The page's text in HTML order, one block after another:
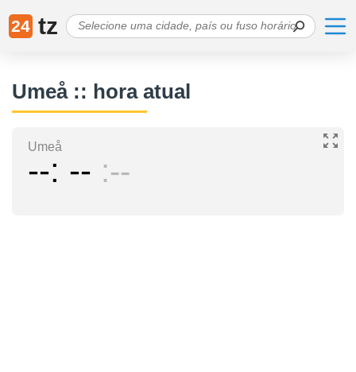
24 tz
Umeå :: hora atual
Umeå
-- -- --